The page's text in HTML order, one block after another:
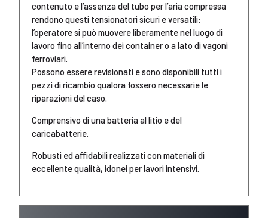
contenuto e l’assenza del tubo per l’aria compressa
rendono questi tensionatori sicuri e versatili:
l’operatore si può muovere liberamente nel luogo di
lavoro fino all’interno dei container o a lato di vagoni
ferroviari.
Possono essere revisionati e sono disponibili tutti i
pezzi di ricambio qualora fossero necessarie le
riparazioni del caso.
Comprensivo di una batteria al litio e del
caricabatterie.
Robusti ed affidabili realizzati con materiali di
eccellente qualità, idonei per lavori intensivi.